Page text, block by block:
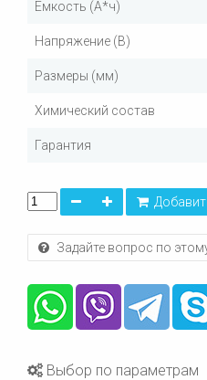
Емкость (А*ч)
Напряжение (В)
Размеры (мм)
Химический состав
Гарантия
Задайте вопрос по
Выбор по параметрам